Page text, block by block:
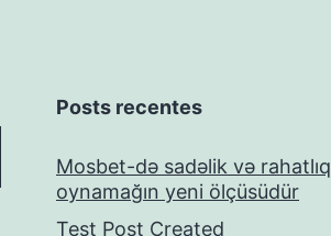
Posts recentes
Mosbet-də sadəlik və rahatlıq
oynamağın yeni ölçüsüdür
Test Post Created